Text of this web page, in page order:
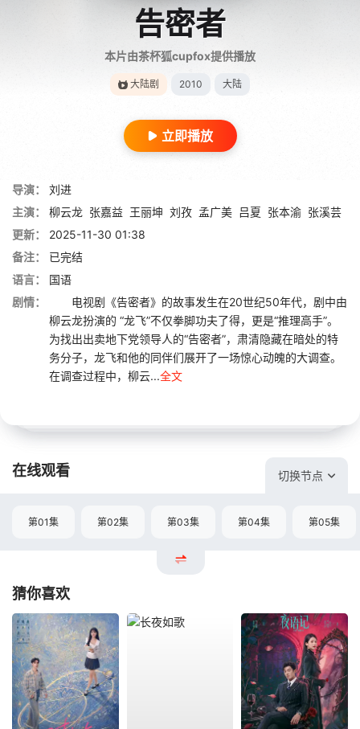
告密者
本片由茶杯狐cupfox提供播放
大陆剧 2010 大陆
立即播放
导演：
刘进
主演：
柳云龙 张嘉益 王丽坤 刘孜 孟广美 吕夏 张本渝 张溪芸
更新：
2025-11-30 01:38
备注：
已完结
语言：
国语
剧情：
电视剧《告密者》的故事发生在20世纪50年代，剧中由
柳云龙扮演的 “龙飞”不仅拳脚功夫了得，更是“推理高手”。
为找出出卖地下党领导人的“告密者”，肃清隐藏在暗处的特
务分子，龙飞和他的同伴们展开了一场惊心动魄的大调查。
在调查过程中，柳云...全文
在线观看 切换节点
第01集 第02集 第03集 第04集 第05集
猜你喜欢